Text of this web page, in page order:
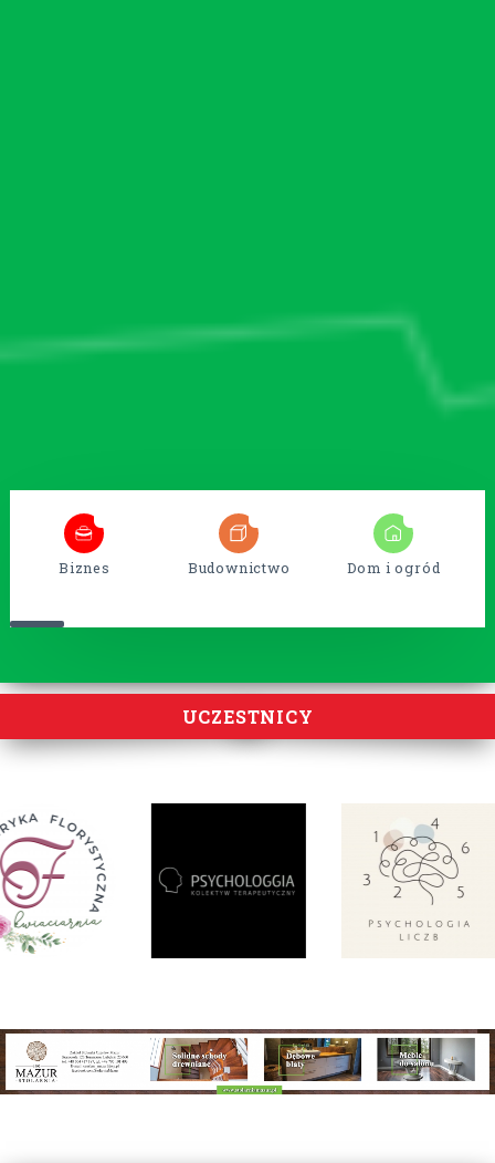
Biznes Budownictwo Dom i ogród
UCZESTNICY